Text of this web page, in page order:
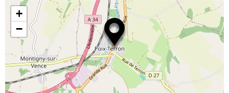
+
−